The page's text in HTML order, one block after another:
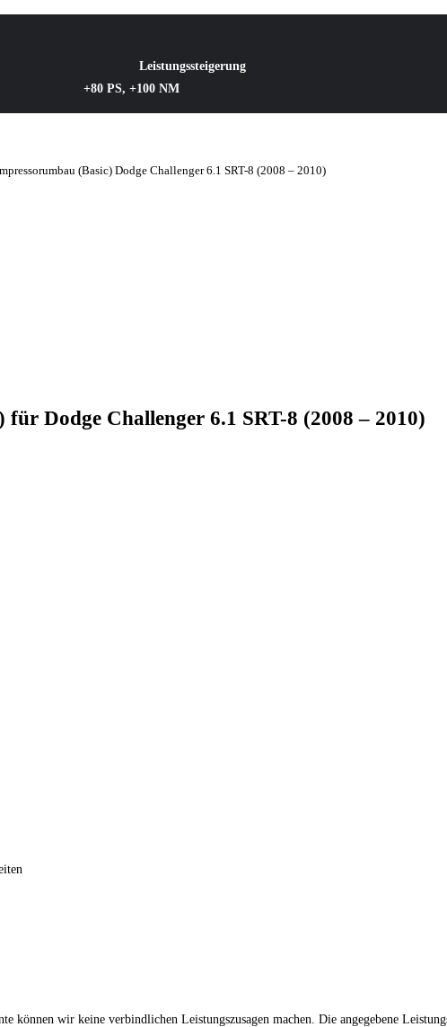
Leistungssteigerung
+80 PS, +100 NM
(Basic) Dodge Challenger 6.1 SRT-8 (2008 – 2010)
Dodge Challenger 6.1 SRT-8 (2008 – 2010)
wir keine verbindlichen Leistungszusagen machen. Die angegebene